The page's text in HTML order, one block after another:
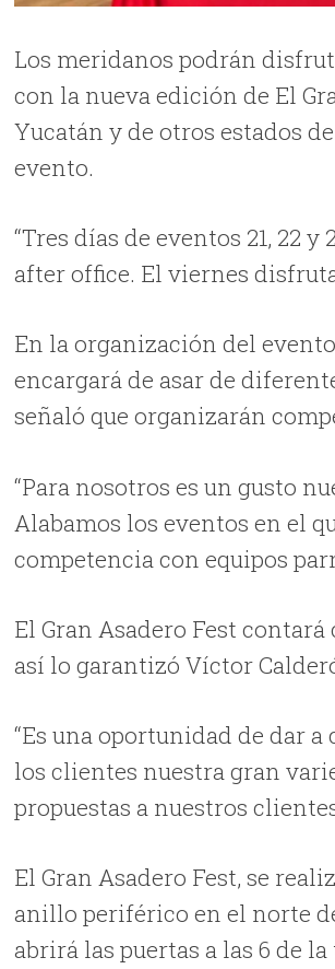
Los meridanos podrán
con la nueva edición de El
Yucatán y de otros estados
evento.
“Tres días de eventos 21, 22
after office. El viernes
En la organización del
encargará de asar de
señaló que organizarán
“Para nosotros es un gusto
Alabamos los eventos en el
competencia con equipos
El Gran Asadero Fest
así lo garantizó Víctor
“Es una oportunidad de dar
los clientes nuestra gran
propuestas a nuestros
El Gran Asadero Fest, se
anillo periférico en el norte
abrirá las puertas a las 6 de